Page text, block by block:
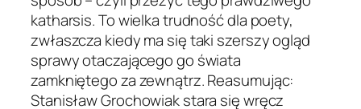
katharsis. To wielka trudność dla poety,
zwłaszcza kiedy ma się taki szerszy ogląd
sprawy otaczającego go świata
zamkniętego za zewnątrz. Reasumując:
Stanisław Grochowiak stara się wręcz